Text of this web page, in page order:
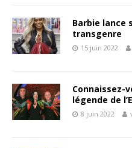
Barbie lance
transgenre
15 juin 2022
Connaissez-
légende de
8 juin 2022